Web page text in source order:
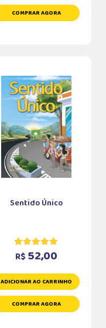
COMPRAR AGORA
Sentido Único
R$ 52,00
ADICIONAR AO CARRINHO
COMPRAR AGORA